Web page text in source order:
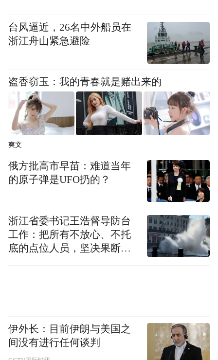
INS风装修，其实是在北欧风的基础上进行了
再一次加工，没有固定的风格。
PS：网红款不一定是INS款，但INS款一定是
都难逃所谓的INS风的“洗礼”，可见年轻人们
多么沉迷这种风格。
01INS上的INS风
小编经常在INS上逛来逛去，认为INS风的
应该是看似不食人间烟火、其实却很爱
台风逼近，26名中外船员在
浙江舟山紧急避险
盗香窃玉：我的青春就是赌出来的
爽文
俄方批高市早苗：难道当年
的原子弹是UFO扔的？
浙江省委书记王浩督导防台
工作：把所有不放心、不托
底的点位人员，坚决果断转
伊外长：目前伊朗与美国之
间没有进行任何谈判